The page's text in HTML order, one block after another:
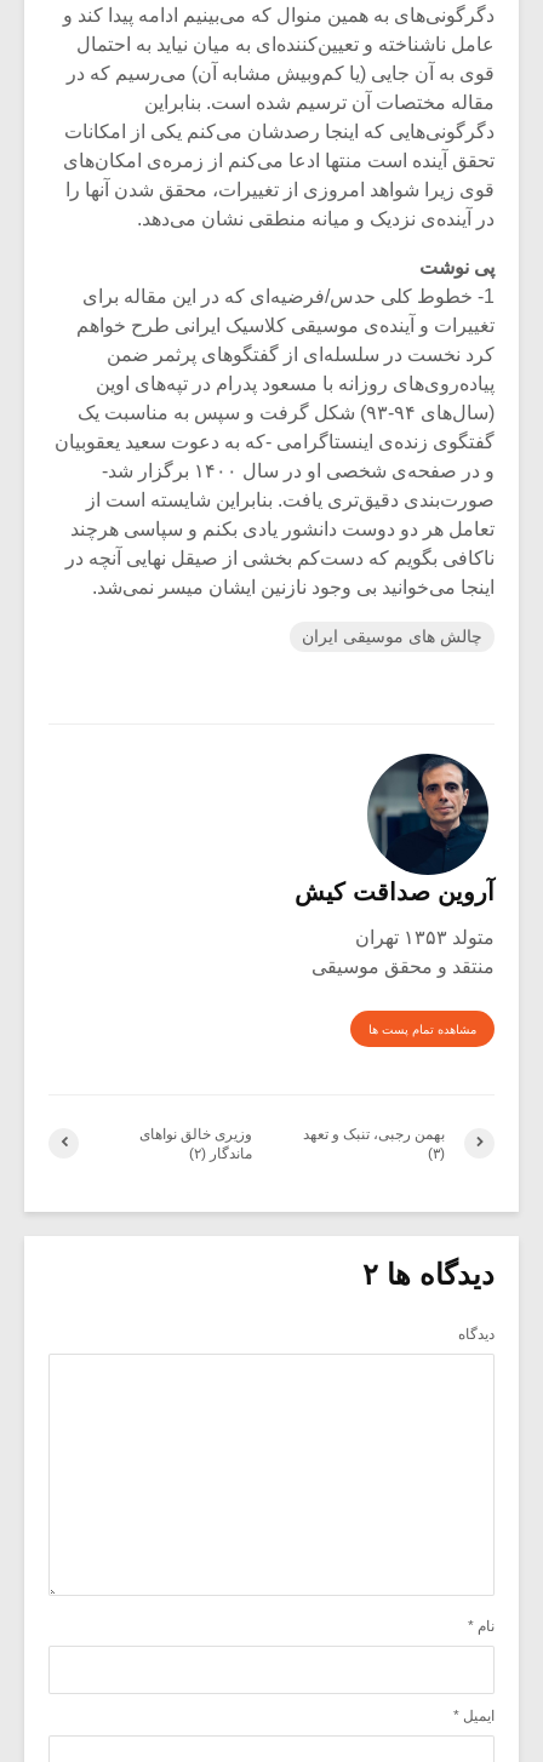
دگرگونی‌های به همین منوال که می‌بینیم ادامه پیدا کند و
عامل ناشناخته و تعیین‌کننده‌ای به میان نیاید به احتمال
قوی به آن جایی (یا کم‌وبیش مشابه آن) می‌رسیم که در
مقاله مختصات آن ترسیم شده است. بنابراین
دگرگونی‌هایی که اینجا رصدشان می‌کنم یکی از امکانات
تحقق آینده است منتها ادعا می‌کنم از زمره‌ی امکان‌های
قوی زیرا شواهد امروزی از تغییرات، محقق شدن آنها را
در آینده‌ی نزدیک و میانه منطقی نشان می‌دهد.
پی نوشت
1- خطوط کلی حدس/فرضیه‌ای که در این مقاله برای
تغییرات و آینده‌ی موسیقی کلاسیک ایرانی طرح خواهم
کرد نخست در سلسله‌ای از گفتگوهای پرثمر ضمن
پیاده‌روی‌های روزانه با مسعود پدرام در تپه‌های اوین
(سال‌های ۹۴-۹۳) شکل گرفت و سپس به مناسبت یک
گفتگوی زنده‌ی اینستاگرامی -که به دعوت سعید یعقوبیان
و در صفحه‌ی شخصی او در سال ۱۴۰۰ برگزار شد-
صورت‌بندی دقیق‌تری یافت. بنابراین شایسته است از
تعامل هر دو دوست دانشور یادی بکنم و سپاسی هرچند
ناکافی بگویم که دست‌کم بخشی از صیقل نهایی آنچه در
اینجا می‌خوانید بی وجود نازنین ایشان میسر نمی‌شد.
چالش های موسیقی ایران
آروین صداقت کیش
متولد ۱۳۵۳ تهران
منتقد و محقق موسیقی
مشاهده تمام پست ها
وزیری خالق نواهای
ماندگار (۲)
بهمن رجبی، تنبک و تعهد
(۳)
دیدگاه ها ۲
دیدگاه
نام *
ایمیل *